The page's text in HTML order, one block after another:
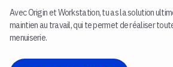
Avec Origin et Workstation, tu as la solution
maintien au travail, qui te permet de réaliser
menuiserie.